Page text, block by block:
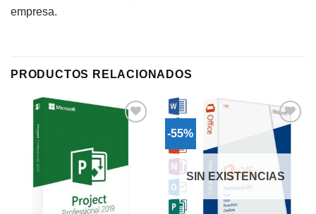
empresa.
PRODUCTOS RELACIONADOS
-55%
Añadir
lista de
deseos
SIN EXISTENCIAS